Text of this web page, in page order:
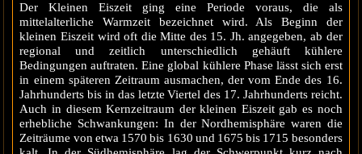
Der Kleinen Eiszeit ging eine Periode voraus, die als
mittelalterliche Warmzeit bezeichnet wird. Als Beginn der
kleinen Eiszeit wird oft die Mitte des 15. Jh. angegeben, ab der
regional und zeitlich unterschiedlich gehäuft kühlere
Bedingungen auftraten. Eine global kühlere Phase lässt sich erst
in einem späteren Zeitraum ausmachen, der vom Ende des 16.
Jahrhunderts bis in das letzte Viertel des 17. Jahrhunderts reicht.
Auch in diesem Kernzeitraum der kleinen Eiszeit gab es noch
erhebliche Schwankungen: In der Nordhemisphäre waren die
Zeiträume von etwa 1570 bis 1630 und 1675 bis 1715 besonders